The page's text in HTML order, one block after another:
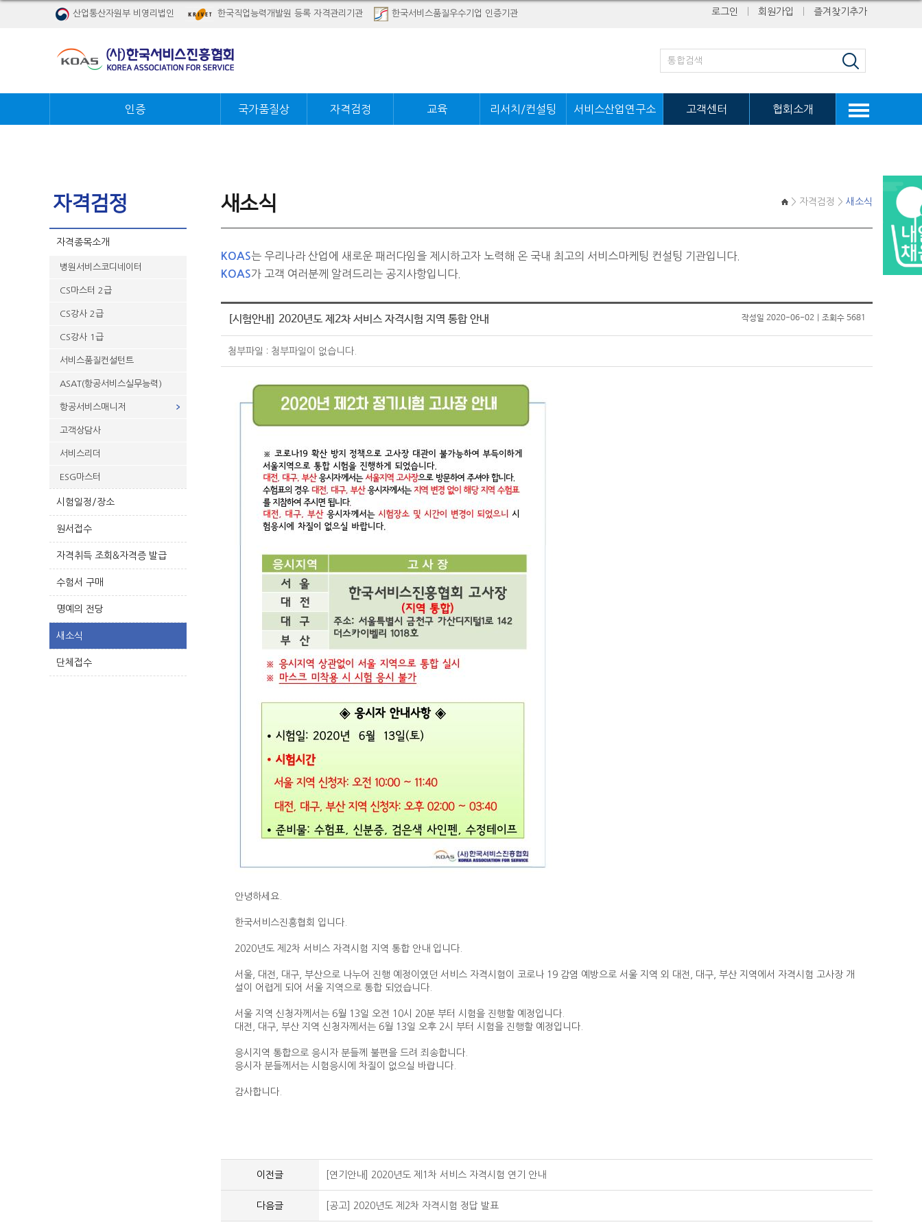
산업통산자원부 비영리법인 한국직업능력개발원 등록 자격관리기관 한국서비스품질우수기업 인증기관 로그인 회원가입 즐겨찾기추가
인증 국가품질상 자격검정 교육 리서치/컨설팅 서비스산업연구소 고객센터 협회소개
자격검정
자격종목소개
병원서비스코디네이터
CS마스터 2급
CS강사 2급
CS강사 1급
서비스품질컨설턴트
ASAT(항공서비스실무능력)
항공서비스매니저
고객상담사
서비스리더
ESG마스터
시험일정/장소
원서접수
자격취득 조회&자격증 발급
수험서 구매
명예의 전당
새소식
단체접수
> 자격검정 > 새소식
새소식
KOAS는 우리나라 산업에 새로운 패러다임을 제시하고자 노력해 온 국내 최고의 서비스마케팅 컨설팅 기관입니다.
KOAS가 고객 여러분께 알려드리는 공지사항입니다.
[시험안내] 2020년도 제2차 서비스 자격시험 지역 통합 안내 작성일 2020-06-02 | 조회수 5681
첨부파일 : 첨부파일이 없습니다.
안녕하세요.
한국서비스진흥협회 입니다.
2020년도 제2차 서비스 자격시험 지역 통합 안내 입니다.
서울, 대전, 대구, 부산으로 나누어 진행 예정이였던 서비스 자격시험이 코로나 19 감염 예방으로 서울 지역 외 대전, 대구, 부산 지역에서 자격시험 고사장 개
설이 어렵게 되어 서울 지역으로 통합 되었습니다.
서울 지역 신청자께서는 6월 13일 오전 10시 20분 부터 시험을 진행할 예정입니다.
대전, 대구, 부산 지역 신청자께서는 6월 13일 오후 2시 부터 시험을 진행할 예정입니다.
응시지역 통합으로 응시자 분들께 불편을 드려 죄송합니다.
응시자 분들께서는 시험응시에 차질이 없으실 바랍니다.
감사합니다.
이전글 [연기안내] 2020년도 제1차 서비스 자격시험 연기 안내
다음글 [공고] 2020년도 제2차 자격시험 정답 발표